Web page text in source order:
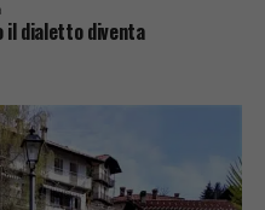
il dialetto diventa